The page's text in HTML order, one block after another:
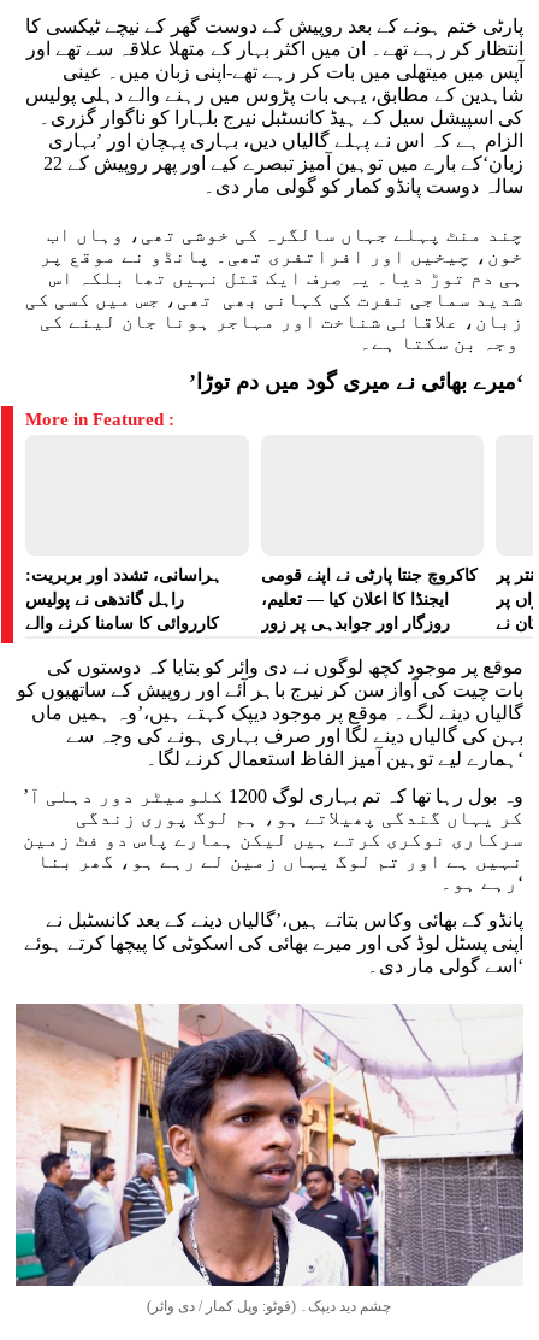
پارٹی ختم ہونے کے بعد روپیش کے دوست گھر کے نیچے ٹیکسی کا
انتظار کر رہے تھے۔ ان میں اکثر بہار کے متھلا علاقہ سے تھے اور
آپس میں میتھلی میں بات کر رہے تھے-اپنی زبان میں۔ عینی
شاہدین کے مطابق، یہی بات پڑوس میں رہنے والے دہلی پولیس
کی اسپیشل سیل کے ہیڈ کانسٹبل نیرج بلہارا کو ناگوار گزری۔
الزام ہے کہ اس نے پہلے گالیاں دیں، بہاری پہچان اور ’بہاری
زبان‘کے بارے میں توہین آمیز تبصرے کیے اور پھر روپیش کے 22
سالہ دوست پانڈو کمار کو گولی مار دی۔
چند منٹ پہلے جہاں سالگرہ کی خوشی تھی، وہاں اب
خون، چیخیں اور افراتفری تھی۔ پانڈو نے موقع پر
ہی دم توڑ دیا۔ یہ صرف ایک قتل نہیں تھا بلکہ اس
شدید سماجی نفرت کی کہانی بھی تھی، جس میں کسی کی
زبان، علاقائی شناخت اور مہاجر ہونا جان لینے کی
وجہ بن سکتا ہے۔
’میرے بھائی نے میری گود میں دم توڑا‘
More in Featured :
ہراسانی، تشدد اور بربریت:
راہل گاندھی نے پولیس
کارروائی کا سامنا کرنے والے
کاکروچ جنتا پارٹی نے اپنے قومی
ایجنڈا کا اعلان کیا — تعلیم،
روزگار اور جوابدہی پر زور
پر
پر
نے
موقع پر موجود کچھ لوگوں نے دی وائر کو بتایا کہ دوستوں کی
بات چیت کی آواز سن کر نیرج باہر آئے اور روپیش کے ساتھیوں کو
گالیاں دینے لگے۔ موقع پر موجود دیپک کہتے ہیں،’وہ ہمیں ماں
بہن کی گالیاں دینے لگا اور صرف بہاری ہونے کی وجہ سے
ہمارے لیے توہین آمیز الفاظ استعمال کرنے لگا۔‘
’وہ بول رہا تھا کہ تم بہاری لوگ 1200 کلومیٹر دور دہلی آ
کر یہاں گندگی پھیلاتے ہو، ہم لوگ پوری زندگی
سرکاری نوکری کرتے ہیں لیکن ہمارے پاس دو فٹ زمین
نہیں ہے اور تم لوگ یہاں زمین لے رہے ہو، گھر بنا
رہے ہو۔‘
پانڈو کے بھائی وکاس بتاتے ہیں،’گالیاں دینے کے بعد کانسٹبل نے
اپنی پسٹل لوڈ کی اور میرے بھائی کی اسکوٹی کا پیچھا کرتے ہوئے
اسے گولی مار دی۔‘
چشم دید دیپک۔ (فوٹو: وپل کمار / دی وائر)